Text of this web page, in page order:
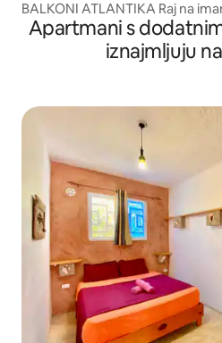
BALKONI ATLANTIKA Raj
Apartmani s
iznajmljuju